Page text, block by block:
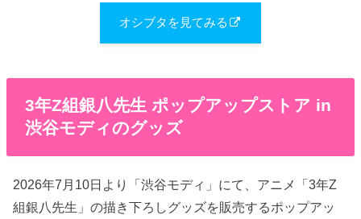
オシブタを見てみる
3年Z組銀八先生 ポップアップストア in
渋谷モディのグッズ
2026年7月10日より「渋谷モディ」にて、アニメ「3年Z
組銀八先生」の描き下ろしグッズを販売するポップアッ